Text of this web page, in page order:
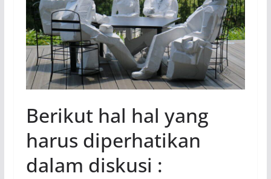
Berikut hal hal yang
harus diperhatikan
dalam diskusi :